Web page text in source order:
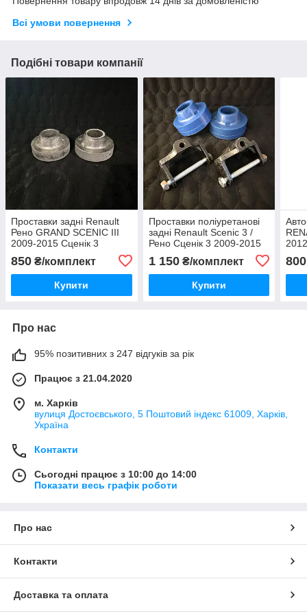
Всі умови повернення
Подібні товари компанії
Проставки задні Renault
Рено GRAND SCENIC III
2009-2015 Сценік 3
850 ₴/комплект
Купити
Проставки поліуретанові
задні Renault Scenic 3 /
Рено Сценік 3 2009-2015
1 150₴/комплект
Купити
800
Про нас
95% позитивних з 247 відгуків за рік
Працює з 21.04.2020
м. Харків
вулиця Достоєвського, 5 Поштовий індекс 61009, Харків,
Україна
Контакти
Сьогодні працює з 10:00 до 14:00
Показати весь графік роботи
Про нас
Контакти
Доставка та оплата